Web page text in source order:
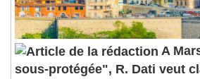
subtitles settings, opens
settings dialog
subtitles off, selected
Audio Track
A